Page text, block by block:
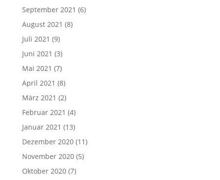
September 2021 (6)
August 2021 (8)
Juli 2021 (9)
Juni 2021 (3)
Mai 2021 (7)
April 2021 (8)
März 2021 (2)
Februar 2021 (4)
Januar 2021 (13)
Dezember 2020(11)
November 2020(5)
Oktober 2020(7)